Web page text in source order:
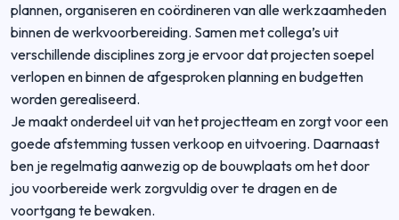
plannen, organiseren en coördineren van alle werkzaamheden
binnen de werkvoorbereiding. Samen met collega’s uit
verschillende disciplines zorg je ervoor dat projecten soepel
verlopen en binnen de afgesproken planning en budgetten
worden gerealiseerd.
Je maakt onderdeel uit van het projectteam en zorgt voor een
goede afstemming tussen verkoop en uitvoering. Daarnaast
ben je regelmatig aanwezig op de bouwplaats om het door
jou voorbereide werk zorgvuldig over te dragen en de
voortgang te bewaken.